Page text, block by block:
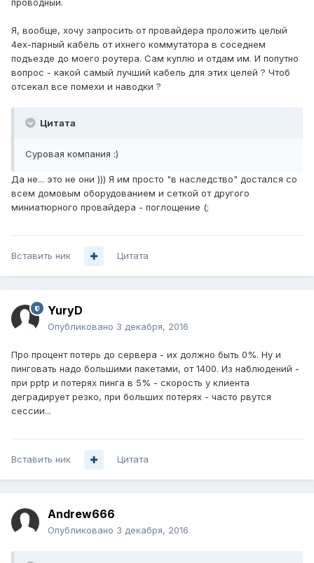
проводный.
Я, вообще, хочу запросить от провайдера проложить целый
4ех-парный кабель от ихнего коммутатора в соседнем
подъезде до моего роутера. Сам куплю и отдам им. И попутно
вопрос - какой самый лучший кабель для этих целей ? Чтоб
отсекал все помехи и наводки ?
Цитата
Суровая компания :)
Да не... это не они ))) Я им просто "в наследство" достался со
всем домовым оборудованием и сеткой от другого
миниатюрного провайдера - поглощение (;
Вставить ник Цитата
YuryD
Опубликовано 3 декабря, 2016
Про процент потерь до сервера - их должно быть 0%. Ну и
пинговать надо большими пакетами, от 1400. Из наблюдений -
при pptp и потерях пинга в 5% - скорость у клиента
деградирует резко, при больших потерях - часто рвутся
сессии...
Вставить ник Цитата
Andrew666
Опубликовано 3 декабря, 2016